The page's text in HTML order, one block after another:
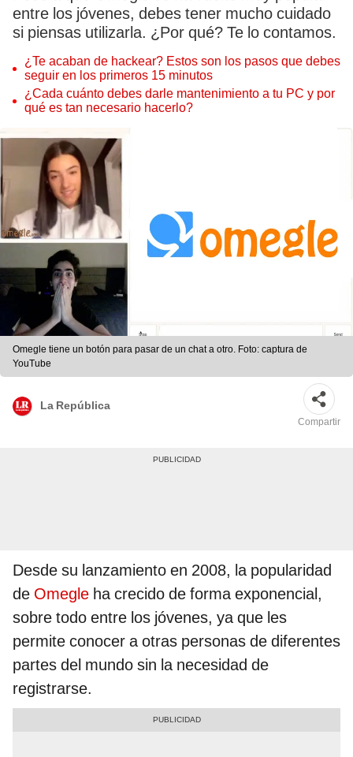
entre los jóvenes, debes tener mucho cuidado
si piensas utilizarla. ¿Por qué? Te lo contamos.
¿Te acaban de hackear? Estos son los pasos que debes
seguir en los primeros 15 minutos
¿Cada cuánto debes darle mantenimiento a tu PC y por
qué es tan necesario hacerlo?
Omegle tiene un botón para pasar de un chat a otro. Foto: captura de
YouTube
La República
Compartir
Desde su lanzamiento en 2008, la popularidad
de Omegle ha crecido de forma exponencial,
sobre todo entre los jóvenes, ya que les
permite conocer a otras personas de diferentes
partes del mundo sin la necesidad de
registrarse.